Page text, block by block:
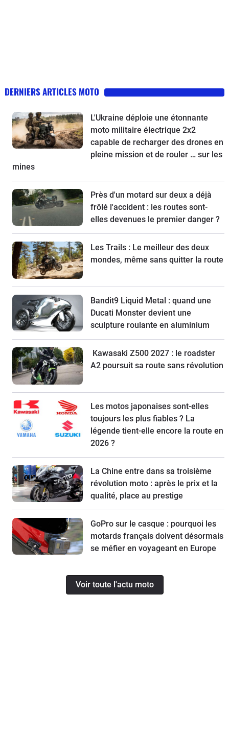
DERNIERS ARTICLES MOTO
L'Ukraine déploie une étonnante
moto militaire électrique 2x2
capable de recharger des drones en
pleine mission et de rouler … sur les
mines
Près d'un motard sur deux a déjà
frôlé l'accident : les routes sont-
elles devenues le premier danger ?
Les Trails : Le meilleur des deux
mondes, même sans quitter la route
Bandit9 Liquid Metal : quand une
Ducati Monster devient une
sculpture roulante en aluminium
Kawasaki Z500 2027 : le roadster
A2 poursuit sa route sans révolution
Les motos japonaises sont-elles
toujours les plus fiables ? La
légende tient-elle encore la route en
2026 ?
La Chine entre dans sa troisième
révolution moto : après le prix et la
qualité, place au prestige
GoPro sur le casque : pourquoi les
motards français doivent désormais
se méfier en voyageant en Europe
Voir toute l'actu moto